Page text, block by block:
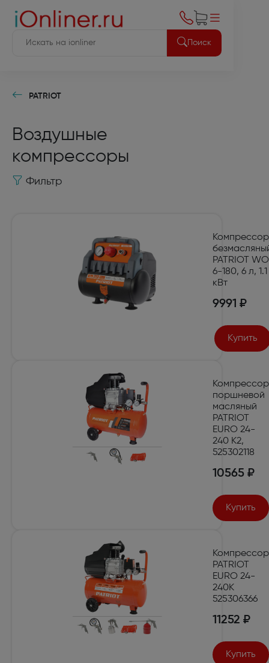
Поиск
PATRIOT
Воздушные
компрессоры
Фильтр
Компрессор
PATRIOT WO
6-180, 6 л, 1.1
кВт
9991 ₽
Купить
Компрессор
поршневой
масляный
PATRIOT
EURO 24-
240 K2,
525302118
10565 ₽
Купить
Компрессор
PATRIOT
EURO 24-
240K
525306366
11252 ₽
Купить